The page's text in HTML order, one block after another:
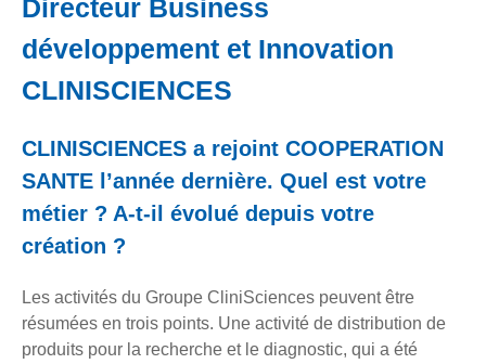
Directeur Business
développement et Innovation
CLINISCIENCES
CLINISCIENCES a rejoint COOPERATION
SANTE l’année dernière. Quel est votre
métier ? A-t-il évolué depuis votre
création ?
Les activités du Groupe CliniSciences peuvent être
résumées en trois points. Une activité de distribution de
produits pour la recherche et le diagnostic, qui a été